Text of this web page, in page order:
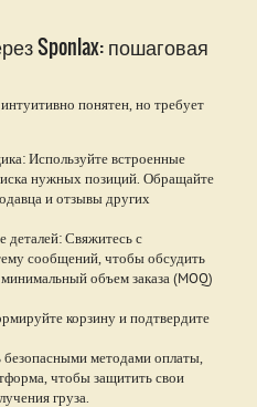
Sponlax: пошаговая
понятен, но требует
Используйте встроенные
нужных позиций. Обращайте
и отзывы других
деталей: Свяжитесь с
сообщений, чтобы обсудить
объем заказа (MOQ)
корзину и подтвердите
безопасными методами оплаты,
чтобы защитить свои
груза.